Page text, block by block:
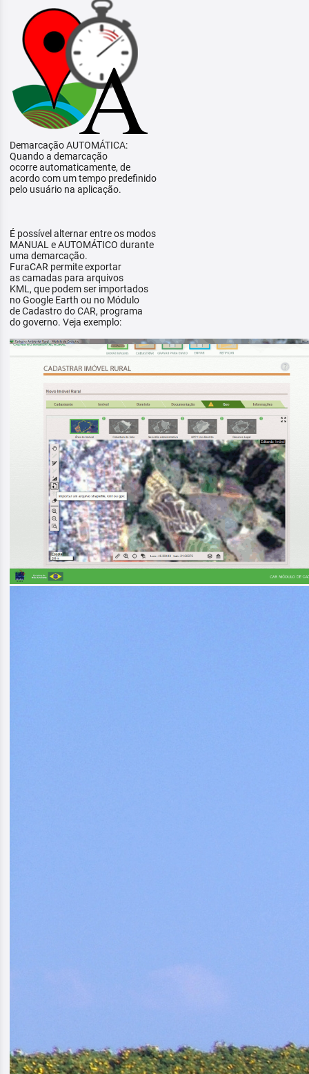
Demarcação AUTOMÁTICA:
Quando a demarcação
ocorre automaticamente, de
acordo com um tempo predefinido
pelo usuário na aplicação.
É possível alternar entre os modos
MANUAL e AUTOMÁTICO durante
uma demarcação.
FuraCAR permite exportar
as camadas para arquivos
KML, que podem ser importados
no Google Earth ou no Módulo
de Cadastro do CAR, programa
do governo. Veja exemplo: